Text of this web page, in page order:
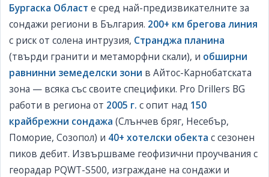
Бургаска Област е сред най-предизвикателните за
сондажи региони в България. 200+ км брегова линия
с риск от солена интрузия, Странджа планина
(твърди гранити и метаморфни скали), и обширни
равнинни земеделски зони в Айтос-Карнобатската
зона — всяка със своите специфики. Pro Drillers BG
работи в региона от 2005 г. с опит над 150
крайбрежни сондажа (Слънчев бряг, Несебър,
Поморие, Созопол) и 40+ хотелски обекта с сезонен
пиков дебит. Извършваме геофизични проучвания с
георадар PQWT-S500, изграждане на сондажи и